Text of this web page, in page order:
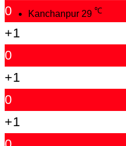
Kanchanpur 29 ℃
0
+1
0
+1
0
+1